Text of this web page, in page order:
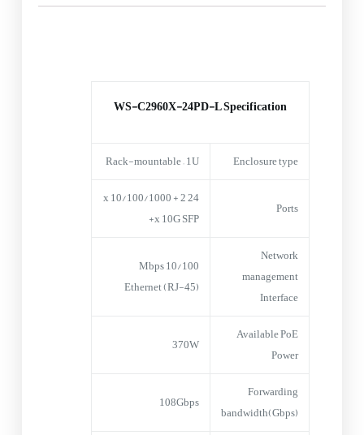
WS-C2960X-24PD-L Specification
Enclosure type
Rack-mountable – 1U
Ports
24 x 10/100/1000 + 2
x 10G SFP+
Network
management
Interface
10/100 Mbps
Ethernet (RJ-45)
Available PoE
Power
370W
Forwarding
bandwidth(Gbps)
108Gbps